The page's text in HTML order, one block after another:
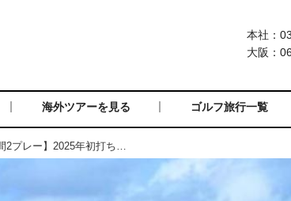
海外ツアーを見る ゴルフ旅行一覧
本社：
大阪：
=受付終了=【年末年始・グアム4日間2プレー】2025年初打ちは、オンワードマンギラオとタロフォフォに挑戦！（一人予約可能）